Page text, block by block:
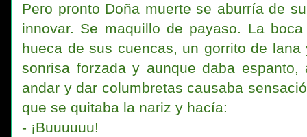
Pero pronto Doña muerte se aburría de
innovar. Se maquillo de payaso. La
hueca de sus cuencas, un gorrito de
sonrisa forzada y aunque daba
andar y dar columbretas causaba
que se quitaba la nariz y hacía:
- ¡Buuuuuu!